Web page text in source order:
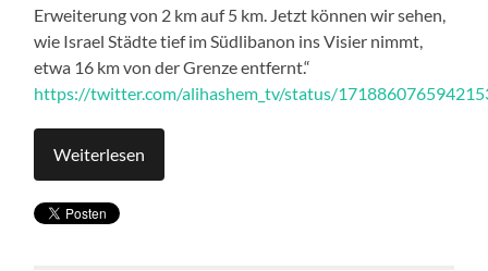
Erweiterung von 2 km auf 5 km. Jetzt können wir sehen,
wie Israel Städte tief im Südlibanon ins Visier nimmt,
etwa 16 km von der Grenze entfernt.“
https://twitter.com/alihashem_tv/status/
Weiterlesen